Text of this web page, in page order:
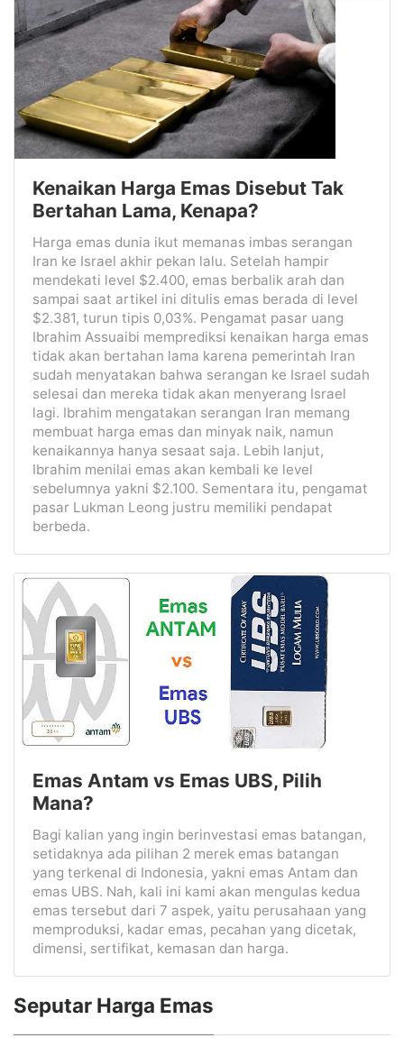
Kenaikan Harga Emas Disebut Tak
Bertahan Lama, Kenapa?
Harga emas dunia ikut memanas imbas serangan
Iran ke Israel akhir pekan lalu. Setelah hampir
mendekati level $2.400, emas berbalik arah dan
sampai saat artikel ini ditulis emas berada di level
$2.381, turun tipis 0,03%. Pengamat pasar uang
Ibrahim Assuaibi memprediksi kenaikan harga emas
tidak akan bertahan lama karena pemerintah Iran
sudah menyatakan bahwa serangan ke Israel sudah
selesai dan mereka tidak akan menyerang Israel
lagi. Ibrahim mengatakan serangan Iran memang
membuat harga emas dan minyak naik, namun
kenaikannya hanya sesaat saja. Lebih lanjut,
Ibrahim menilai emas akan kembali ke level
sebelumnya yakni $2.100. Sementara itu, pengamat
pasar Lukman Leong justru memiliki pendapat
berbeda.
Emas Antam vs Emas UBS, Pilih
Mana?
Bagi kalian yang ingin berinvestasi emas batangan,
setidaknya ada pilihan 2 merek emas batangan
yang terkenal di Indonesia, yakni emas Antam dan
emas UBS. Nah, kali ini kami akan mengulas kedua
emas tersebut dari 7 aspek, yaitu perusahaan yang
memproduksi, kadar emas, pecahan yang dicetak,
dimensi, sertifikat, kemasan dan harga.
Seputar Harga Emas